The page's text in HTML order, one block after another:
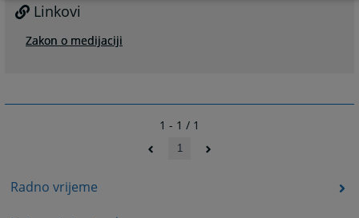
Radno vrijeme
Linkovi
Zakon o medijaciji
1 - 1 / 1
1